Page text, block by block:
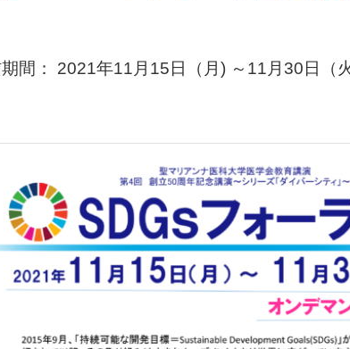
間： 2021年11月15日（月) ～11月30日（火